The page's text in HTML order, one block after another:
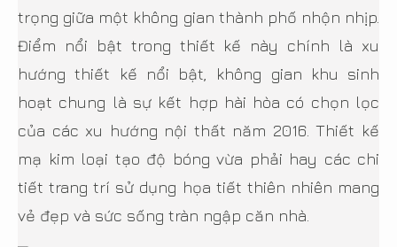
trọng giữa một không gian thành phố nhộn nhịp.
Điểm nổi bật trong thiết kế này chính là xu
hướng thiết kế nổi bật, không gian khu sinh
hoạt chung là sự kết hợp hài hòa có chọn lọc
của các xu hướng nội thất năm 2016. Thiết kế
mạ kim loại tạo độ bóng vừa phải hay các chi
tiết trang trí sử dụng họa tiết thiên nhiên mang
vẻ đẹp và sức sống tràn ngập căn nhà.